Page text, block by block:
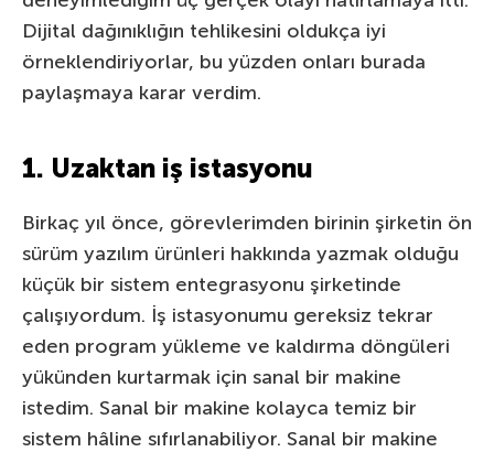
Dijital dağınıklığın tehlikesini oldukça iyi
örneklendiriyorlar, bu yüzden onları burada
paylaşmaya karar verdim.
1. Uzaktan iş istasyonu
Birkaç yıl önce, görevlerimden birinin şirketin ön
sürüm yazılım ürünleri hakkında yazmak olduğu
küçük bir sistem entegrasyonu şirketinde
çalışıyordum. İş istasyonumu gereksiz tekrar
eden program yükleme ve kaldırma döngüleri
yükünden kurtarmak için sanal bir makine
istedim. Sanal bir makine kolayca temiz bir
sistem hâline sıfırlanabiliyor. Sanal bir makine